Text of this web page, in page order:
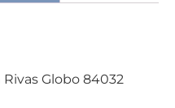
Globo 84032